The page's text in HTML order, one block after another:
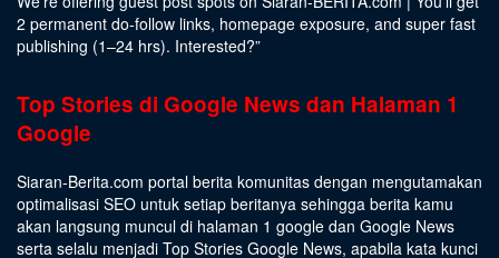
2 permanent do-follow links, homepage exposure, and super fast
publishing (1–24 hrs). Interested?”
Top Stories di Google News dan Halaman 1
Google
Siaran-Berita.com portal berita komunitas dengan mengutamakan
optimalisasi SEO untuk setiap beritanya sehingga berita kamu
akan langsung muncul di halaman 1 google dan Google News
serta selalu menjadi Top Stories Google News, apabila kata kunci